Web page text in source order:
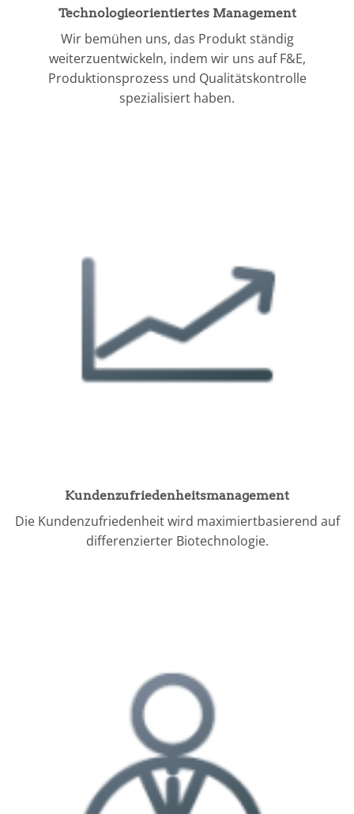
Technologieorientiertes Management
Wir bemühen uns, das Produkt ständig
weiterzuentwickeln, indem wir uns auf F&E,
Produktionsprozess und Qualitätskontrolle
spezialisiert haben.
Kundenzufriedenheitsmanagement
Die Kundenzufriedenheit wird maximiertbasierend auf
differenzierter Biotechnologie.